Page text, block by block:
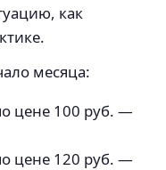
как
месяца:
цене 100 руб. —
цене 120 руб. —